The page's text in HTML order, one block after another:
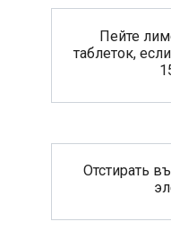
Пейте
таблеток,
Отстирать